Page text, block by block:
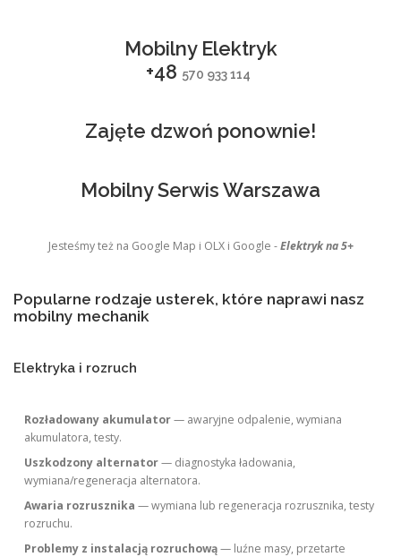
Mobilny Elektryk
+48 570 933 114
Zajęte dzwoń ponownie!
Mobilny Serwis Warszawa
Jesteśmy też na Google Map i OLX i Google -Elektryk na 5+
Popularne rodzaje usterek, które naprawi nasz
mobilny mechanik
Elektryka i rozruch
Rozładowany akumulator— awaryjne odpalenie, wymiana
akumulatora, testy.
Uszkodzony alternator— diagnostyka ładowania,
wymiana/regeneracja alternatora.
Awaria rozrusznika — wymiana lub regeneracja rozrusznika, testy
rozruchu.
Problemy z instalacją rozruchową— luźne masy, przetarte